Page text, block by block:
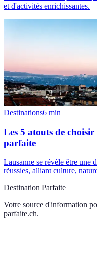
et d'activités enrichissantes.
Destinations6 min
Les 5 atouts de
parfaite
Lausanne se révèle être une
réussies, alliant culture,
Destination Parfaite
Votre source d'information
parfaite.ch.